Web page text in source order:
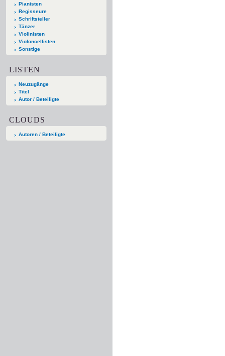
Pianisten
Regisseure
Schriftsteller
Tänzer
Violinisten
Violoncellisten
Sonstige
LISTEN
Neuzugänge
Titel
Autor / Beteiligte
CLOUDS
Autoren / Beteiligte